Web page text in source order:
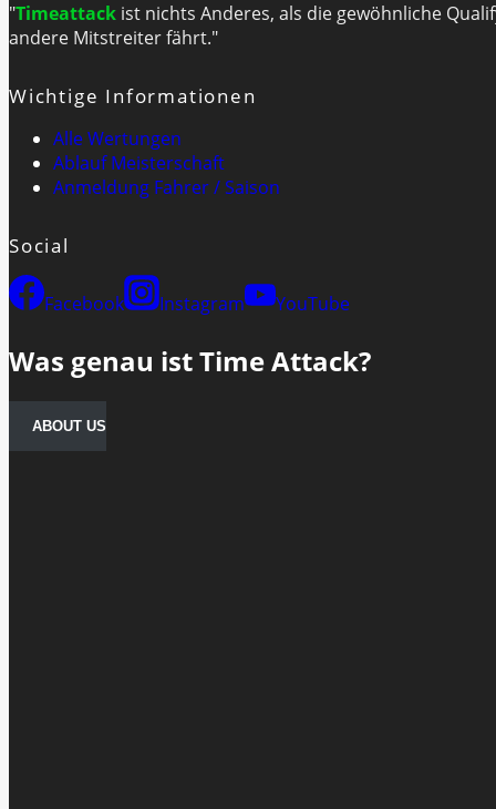
"Timeattack ist nichts Anderes, als die gewöhnliche
andere Mitstreiter fährt."
Wichtige Informationen
Alle Wertungen
Ablauf Meisterschaft
Anmeldung Fahrer / Saison
Social
Facebook Instagram YouTube
Was genau ist Time Attack?
ABOUT US